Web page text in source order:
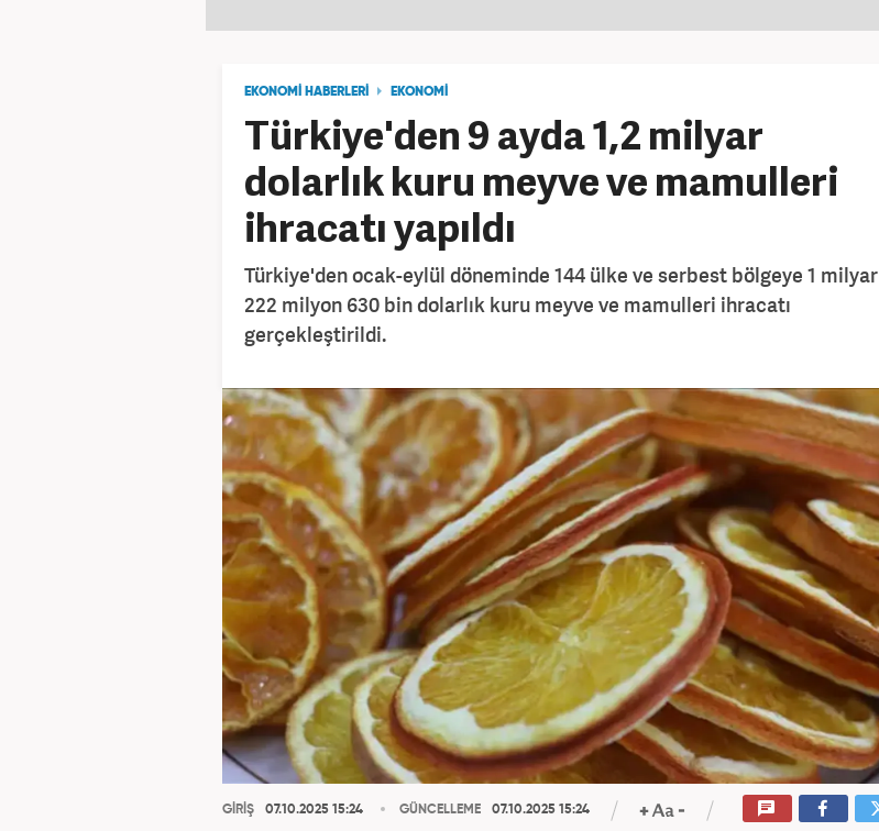
EKONOMİ HABERLERİ EKONOMİ
Türkiye'den 9 ayda 1,2 milyar
dolarlık kuru meyve ve mamulleri
ihracatı yapıldı
Türkiye'den ocak-eylül döneminde 144 ülke ve serbest bölgeye 1 milyar
222 milyon 630 bin dolarlık kuru meyve ve mamulleri ihracatı
gerçekleştirildi.
GİRİŞ 07.10.2025 15:24 GÜNCELLEME 07.10.2025 15:24